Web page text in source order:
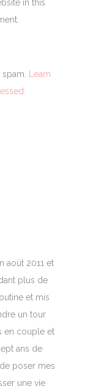
in this
Learn
août 2011 et
plus de
et mis
un tour
en couple et
ans de
poser mes
une vie